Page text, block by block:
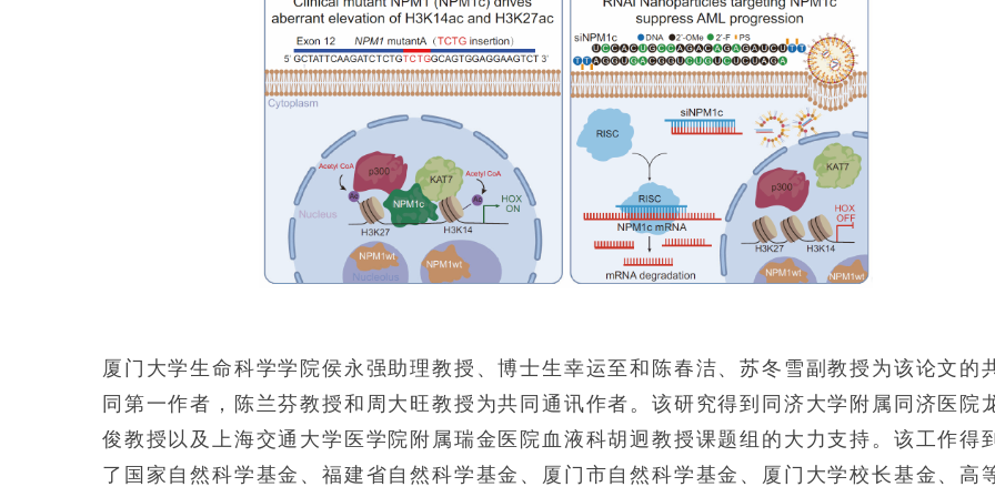
厦门大学生命科学学院侯永强助理教授、博士生幸运至和陈春洁、苏冬雪副教授为该论文的
同第一作者，陈兰芬教授和周大旺教授为共同通讯作者。该研究得到同济大学附属同济医院
俊教授以及上海交通大学医学院附属瑞金医院血液科胡迥教授课题组的大力支持。该工作得到
了国家自然科学基金、福建省自然科学基金、厦门市自然科学基金、厦门大学校长基金、高